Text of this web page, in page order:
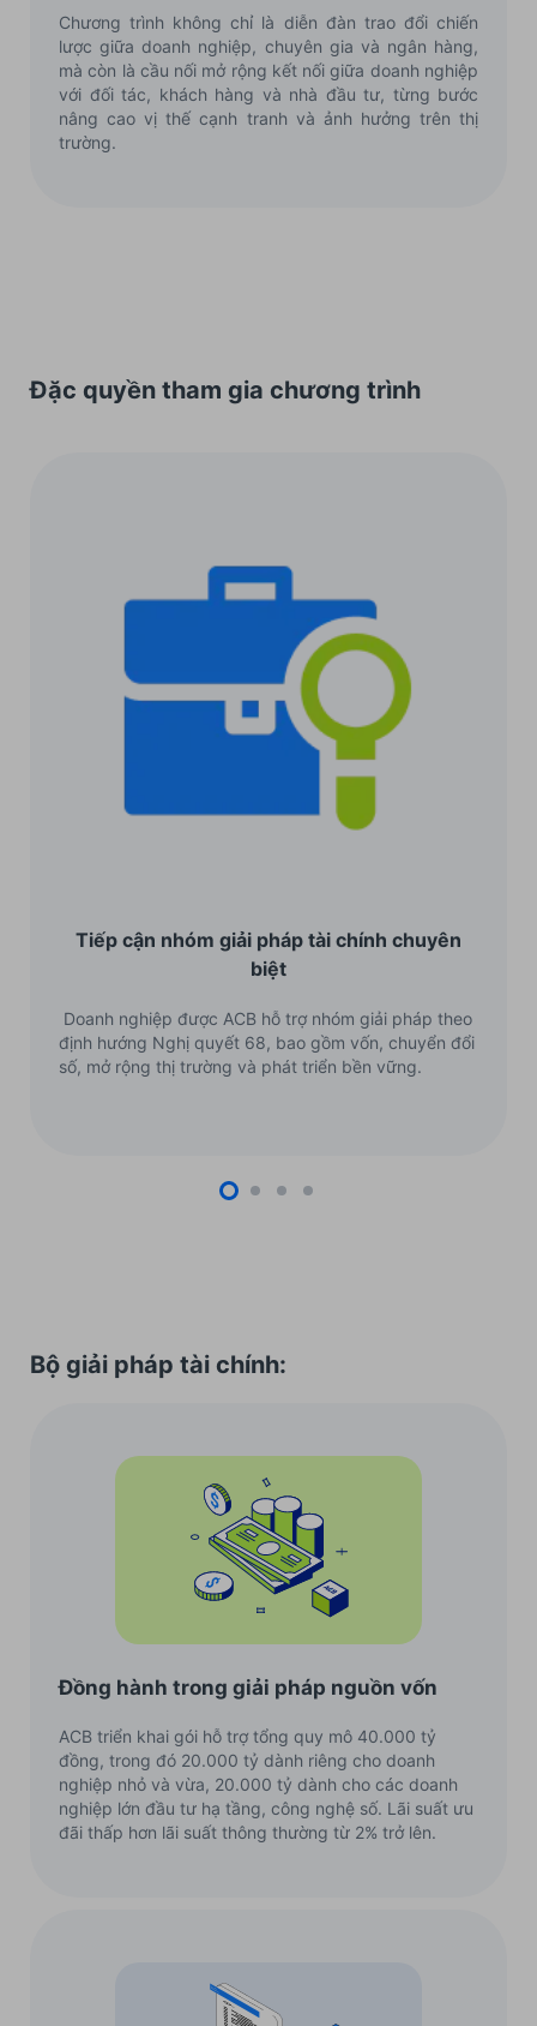
Chương trình không chỉ là diễn đàn trao đổi chiến
lược giữa doanh nghiệp, chuyên gia và ngân hàng,
mà còn là cầu nối mở rộng kết nối giữa doanh nghiệp
với đối tác, khách hàng và nhà đầu tư, từng bước
nâng cao vị thế cạnh tranh và ảnh hưởng trên thị
trường.
Đặc quyền tham gia chương trình
Tiếp cận nhóm giải pháp tài chính chuyên
biệt
Doanh nghiệp được ACB hỗ trợ nhóm giải pháp theo
định hướng Nghị quyết 68, bao gồm vốn, chuyển đổi
số, mở rộng thị trường và phát triển bền vững.
Bộ giải pháp tài chính:
Đồng hành trong giải pháp nguồn vốn
ACB triển khai gói hỗ trợ tổng quy mô 40.000 tỷ
đồng, trong đó 20.000 tỷ dành riêng cho doanh
nghiệp nhỏ và vừa, 20.000 tỷ dành cho các doanh
nghiệp lớn đầu tư hạ tầng, công nghệ số. Lãi suất ưu
đãi thấp hơn lãi suất thông thường từ 2% trở lên.